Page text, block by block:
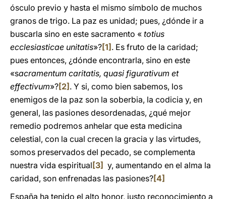
ósculo previo y hasta el mismo símbolo de muchos
granos de trigo. La paz es unidad; pues, ¿dónde ir a
buscarla sino en este sacramento « totius
ecclesiasticae unitatis»?[1] . Es fruto de la caridad;
pues entonces, ¿dónde encontrarla, sino en este
«sacramentum caritatis, quasi figurativum et
effectivum»?[2] . Y si, como bien sabemos, los
enemigos de la paz son la soberbia, la codicia y, en
general, las pasiones desordenadas, ¿qué mejor
remedio podremos anhelar que esta medicina
celestial, con la cual crecen la gracia y las virtudes,
somos preservados del pecado, se complementa
nuestra vida espiritual [3] y, aumentando en el alma la
caridad, son enfrenadas las pasiones?[4]
España ha tenido el alto honor, justo reconocimiento a